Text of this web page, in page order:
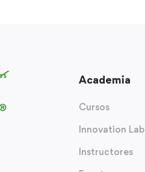
Academia
Cursos
Innovation Lab
Instructores